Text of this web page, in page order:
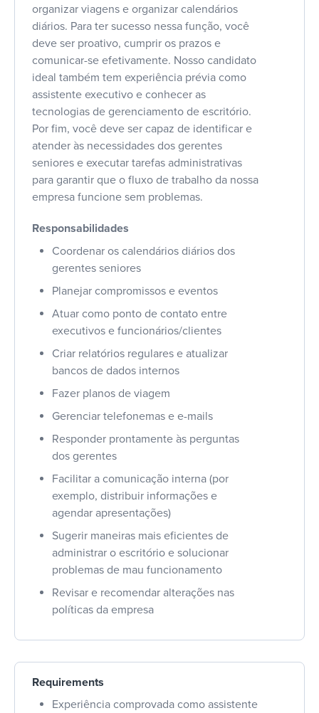
organizar viagens e organizar calendários
diários. Para ter sucesso nessa função, você
deve ser proativo, cumprir os prazos e
comunicar-se efetivamente. Nosso candidato
ideal também tem experiência prévia como
assistente executivo e conhecer as
tecnologias de gerenciamento de escritório.
Por fim, você deve ser capaz de identificar e
atender às necessidades dos gerentes
seniores e executar tarefas administrativas
para garantir que o fluxo de trabalho da nossa
empresa funcione sem problemas.
Responsabilidades
Coordenar os calendários diários dos
gerentes seniores
Planejar compromissos e eventos
Atuar como ponto de contato entre
executivos e funcionários/clientes
Criar relatórios regulares e atualizar
bancos de dados internos
Fazer planos de viagem
Gerenciar telefonemas e e-mails
Responder prontamente às perguntas
dos gerentes
Facilitar a comunicação interna (por
exemplo, distribuir informações e
agendar apresentações)
Sugerir maneiras mais eficientes de
administrar o escritório e solucionar
problemas de mau funcionamento
Revisar e recomendar alterações nas
políticas da empresa
Requirements
Experiência comprovada como assistente